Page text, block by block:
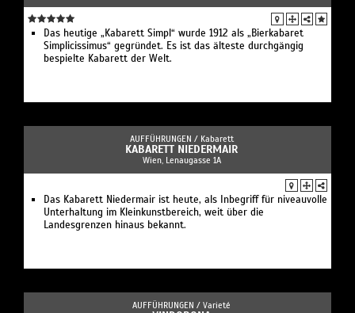
Das heutige „Kabarett Simpl“ wurde 1912 als „Bierkabaret
Simplicissimus“ gegründet. Es ist das älteste durchgängig
bespielte Kabarett der Welt.
AUFFÜHRUNGEN / Kabarett
KABARETT NIEDERMAIR
Wien, Lenaugasse 1A
Das Kabarett Niedermair ist heute, als Inbegriff für niveauvolle
Unterhaltung im Kleinkunstbereich, weit über die
Landesgrenzen hinaus bekannt.
AUFFÜHRUNGEN / Varieté